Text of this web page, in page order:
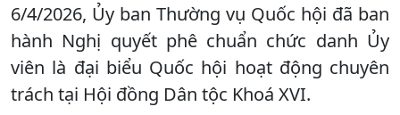
6/4/2026, Ủy ban Thường vụ Quốc hội đã ban
hành Nghị quyết phê chuẩn chức danh Ủy
viên là đại biểu Quốc hội hoạt động chuyên
trách tại Hội đồng Dân tộc Khoá XVI.